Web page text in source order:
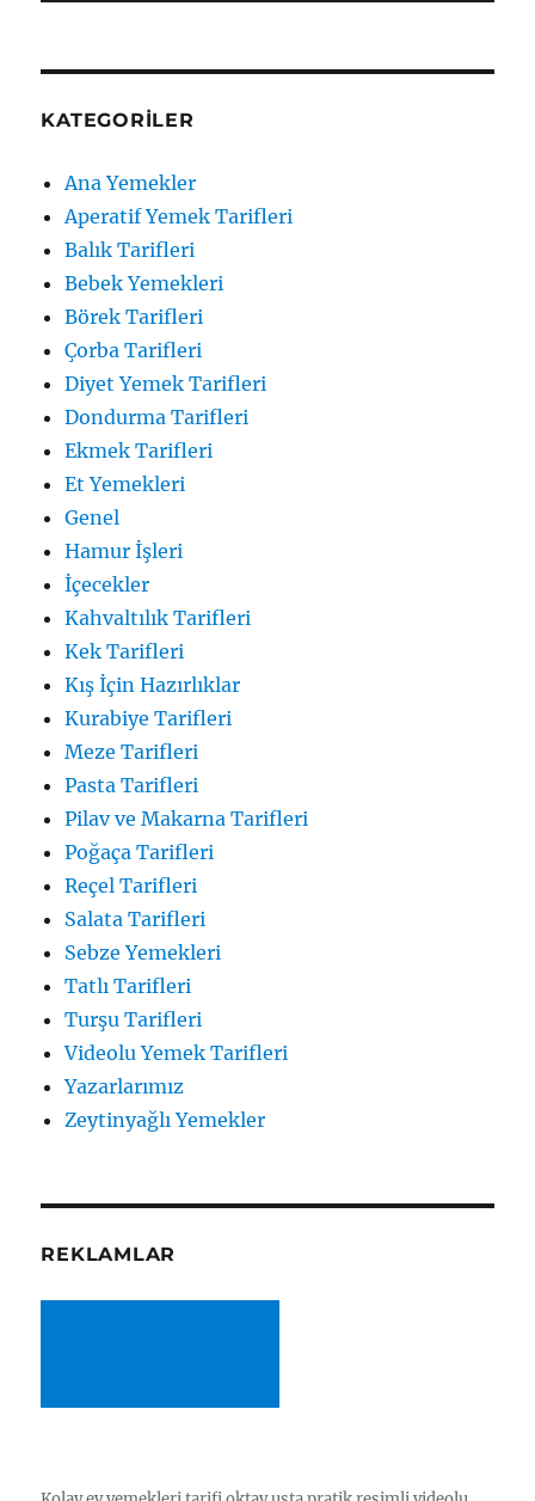
KATEGORILER
Ana Yemekler
Aperatif Yemek Tarifleri
Balık Tarifleri
Bebek Yemekleri
Börek Tarifleri
Çorba Tarifleri
Diyet Yemek Tarifleri
Dondurma Tarifleri
Ekmek Tarifleri
Et Yemekleri
Genel
Hamur İşleri
İçecekler
Kahvaltılık Tarifleri
Kek Tarifleri
Kış İçin Hazırlıklar
Kurabiye Tarifleri
Meze Tarifleri
Pasta Tarifleri
Pilav ve Makarna Tarifleri
Poğaça Tarifleri
Reçel Tarifleri
Salata Tarifleri
Sebze Yemekleri
Tatlı Tarifleri
Turşu Tarifleri
Videolu Yemek Tarifleri
Yazarlarımız
Zeytinyağlı Yemekler
REKLAMLAR